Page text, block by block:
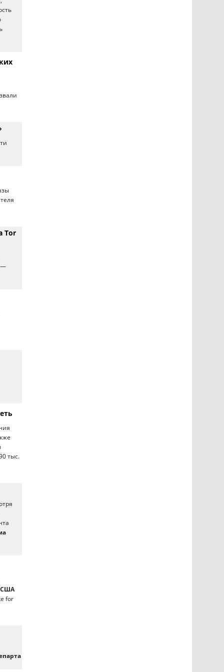
Tor
—
тыс.
США
for